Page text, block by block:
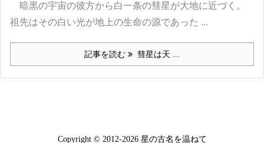
暗黒の宇宙の彼方から白一条の彗星が大地に近づく。
祖先はその白い光が地上の生命の源であった ...
記事を読む 彗星は天 ...
Copyright © 2012-2026 星の古名を温ねて